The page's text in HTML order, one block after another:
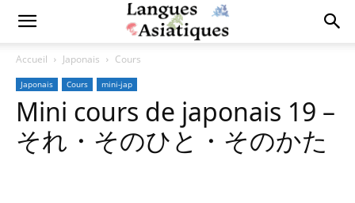
Accueil Japonais Cours
Japonais Cours mini-jap
Mini cours de japonais 19 –
それ・そのひと・そのかた